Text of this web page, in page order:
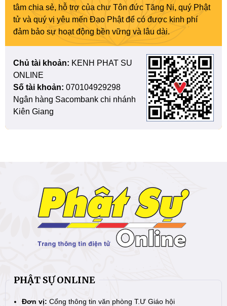
tâm chia sẻ, hỗ trợ của chư Tôn đức Tăng Ni, quý Phật
tử và quý vị yêu mến Đạo Phật để có được kinh phí
đảm bảo sự hoạt động bền vững và lâu dài.
Chủ tài khoản: KENH PHAT SU
ONLINE
Số tài khoản: 070104929298
Ngân hàng Sacombank chi nhánh
Kiên Giang
PHẬT SỰ ONLINE
Đơn vị: Cổng thông tin văn phòng T.Ư Giáo hội